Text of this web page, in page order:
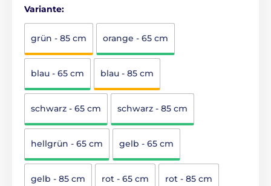
Variante:
grün - 85 cm orange - 65 cm
blau - 65 cm blau - 85 cm
schwarz - 65 cm schwarz - 85 cm
hellgrün - 65 cm gelb - 65 cm
gelb - 85 cm rot - 65 cm rot - 85 cm